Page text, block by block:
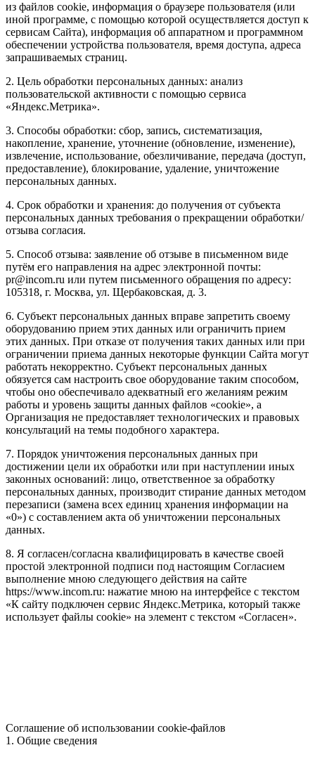
из файлов cookie, информация о браузере пользователя (или
иной программе, с помощью которой осуществляется доступ к
сервисам Сайта), информация об аппаратном и программном
обеспечении устройства пользователя, время доступа, адреса
запрашиваемых страниц.
2. Цель обработки персональных данных: анализ
пользовательской активности с помощью сервиса
«Яндекс.Метрика».
3. Способы обработки: сбор, запись, систематизация,
накопление, хранение, уточнение (обновление, изменение),
извлечение, использование, обезличивание, передача (доступ,
предоставление), блокирование, удаление, уничтожение
персональных данных.
4. Срок обработки и хранения: до получения от субъекта
персональных данных требования о прекращении обработки/
отзыва согласия.
5. Способ отзыва: заявление об отзыве в письменном виде
путём его направления на адрес электронной почты:
pr@incom.ru или путем письменного обращения по адресу:
105318, г. Москва, ул. Щербаковская, д. 3.
6. Субъект персональных данных вправе запретить своему
оборудованию прием этих данных или ограничить прием
этих данных. При отказе от получения таких данных или при
ограничении приема данных некоторые функции Сайта могут
работать некорректно. Субъект персональных данных
обязуется сам настроить свое оборудование таким способом,
чтобы оно обеспечивало адекватный его желаниям режим
работы и уровень защиты данных файлов «cookie», а
Организация не предоставляет технологических и правовых
консультаций на темы подобного характера.
7. Порядок уничтожения персональных данных при
достижении цели их обработки или при наступлении иных
законных оснований: лицо, ответственное за обработку
персональных данных, производит стирание данных методом
перезаписи (замена всех единиц хранения информации на
«0») с составлением акта об уничтожении персональных
данных.
8. Я согласен/согласна квалифицировать в качестве своей
простой электронной подписи под настоящим Согласием
выполнение мною следующего действия на сайте
https://www.incom.ru: нажатие мною на интерфейсе с текстом
«К сайту подключен сервис Яндекс.Метрика, который также
использует файлы cookie» на элемент с текстом «Согласен».
Соглашение об использовании cookie-файлов
1. Общие сведения